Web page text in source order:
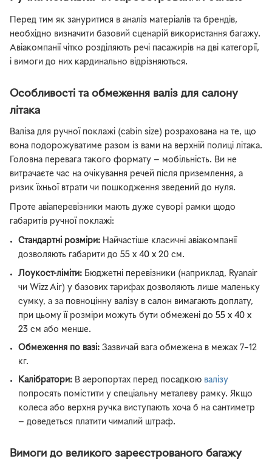
Перед тим як зануритися в аналіз матеріалів та брендів,
необхідно визначити базовий сценарій використання багажу.
Авіакомпанії чітко розділяють речі пасажирів на дві категорії,
і вимоги до них кардинально відрізняються.
Особливості та обмеження валіз для салону
літака
Валіза для ручної поклажі (cabin size) розрахована на те, що
вона подорожуватиме разом із вами на верхній полиці літака.
Головна перевага такого формату — мобільність. Ви не
витрачаєте час на очікування речей після приземлення, а
ризик їхньої втрати чи пошкодження зведений до нуля.
Проте авіаперевізники мають дуже суворі рамки щодо
габаритів ручної поклажі:
Стандартні розміри: Найчастіше класичні авіакомпанії
дозволяють габарити до55 х 40 х 20 см.
Лоукост-ліміти: Бюджетні перевізники (наприклад, Ryanair
чи Wizz Air) у базових тарифах дозволяють лише маленьку
сумку, а за повноцінну валізу в салон вимагають доплату,
при цьому її розміри можуть бути обмежені до55 х 40 х
23 см або менше.
Обмеження по вазі: Зазвичай вага обмежена в межах 7–12
кг.
Калібратори: В аеропортах перед посадкою валізу
попросять помістити у спеціальну металеву рамку. Якщо
колеса або верхня ручка виступають хоча б на сантиметр
— доведеться платити чималий штраф.
Вимоги до великого зареєстрованого багажу